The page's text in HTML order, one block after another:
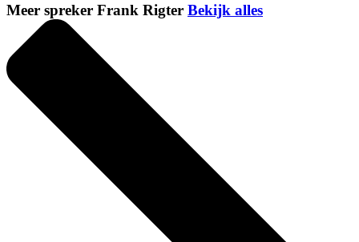
Meer spreker Frank Rigter Bekijk alles